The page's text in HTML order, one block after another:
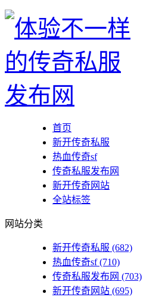
首页
新开传奇私服
热血传奇sf
传奇私服发布网
新开传奇网站
全站标签
网站分类
新开传奇私服 (682)
热血传奇sf(710)
传奇私服发布网 (703)
新开传奇网站 (695)